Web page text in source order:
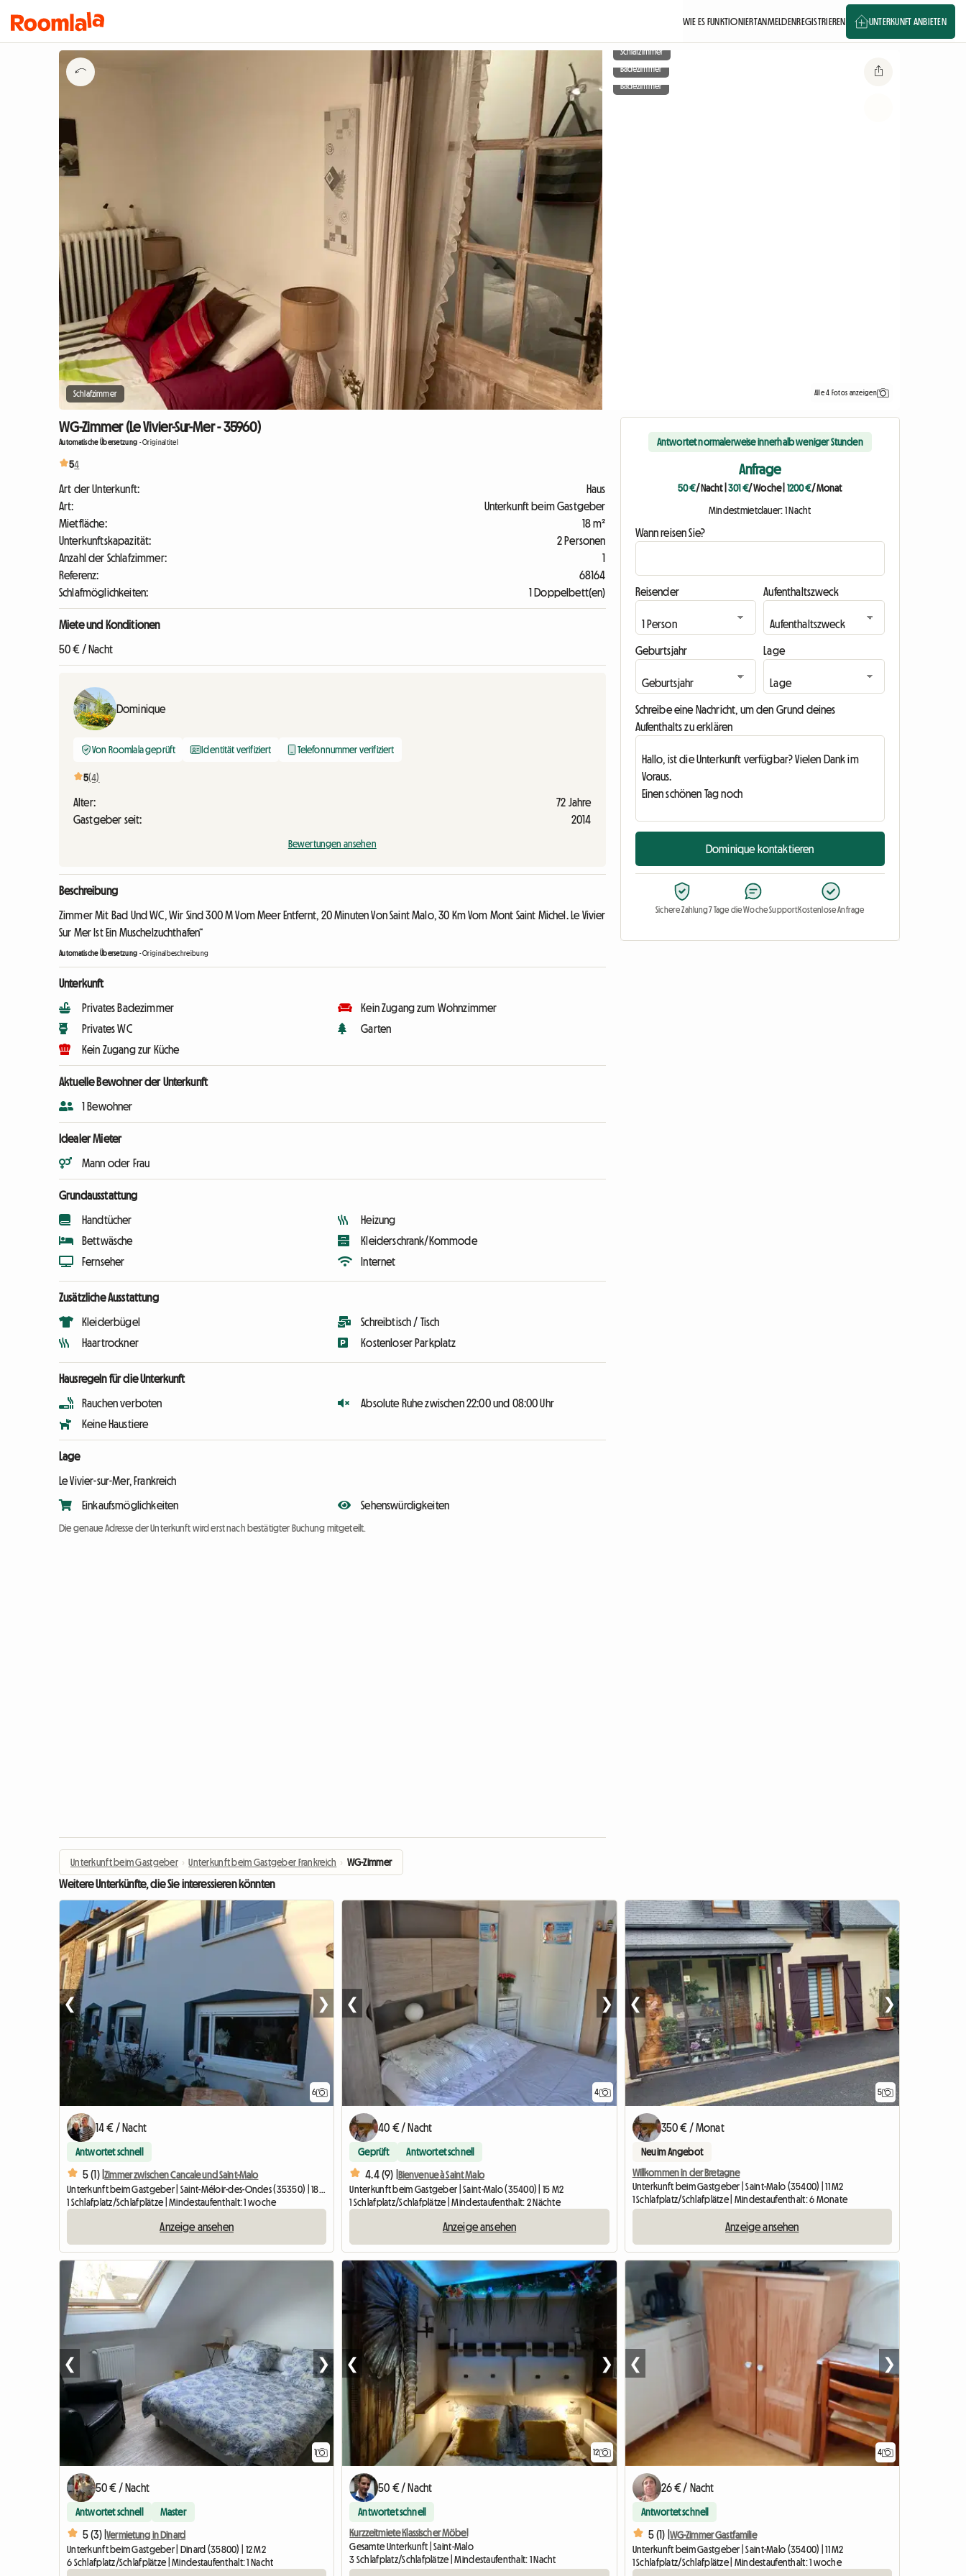
WIE ES FUNKTIONIERTANMELDENREGISTRIEREN UNTERKUNFT ANBIETEN
Schlafzimmer
Schlafzimmer
Badezimmer
Badezimmer
Alle 4 Fotos anzeigen
WG-Zimmer (Le Vivier-Sur-Mer - 35960)
Automatische Übersetzung -Originaltitel
54
Art der Unterkunft:
Haus
Art:
Unterkunft beim Gastgeber
Mietfläche:
18 m²
Unterkunftskapazität:
2 Personen
Anzahl der Schlafzimmer:
1
Referenz:
68164
Schlafmöglichkeiten:
1 Doppelbett(en)
Miete und Konditionen
50 € / Nacht
Dominique
Von Roomlala geprüft Identität verifiziert Telefonnummer verifiziert
5(4)
Alter:
72 Jahre
Gastgeber seit:
2014
Bewertungen ansehen
Beschreibung
Zimmer Mit Bad Und WC, Wir Sind 300 M Vom Meer Entfernt, 20 Minuten Von Saint Malo, 30 Km Vom Mont Saint Michel. Le Vivier
Sur Mer Ist Ein Muschelzuchthafen“
Automatische Übersetzung -Originalbeschreibung
Unterkunft
Privates Badezimmer
Privates WC
Kein Zugang zur Küche
Kein Zugang zum Wohnzimmer
Garten
Aktuelle Bewohner der Unterkunft
1 Bewohner
Idealer Mieter
Mann oder Frau
Grundausstattung
Handtücher
Bettwäsche
Fernseher
Heizung
Kleiderschrank/Kommode
Internet
Zusätzliche Ausstattung
Kleiderbügel
Haartrockner
Schreibtisch / Tisch
Kostenloser Parkplatz
Hausregeln für die Unterkunft
Rauchen verboten
Keine Haustiere
Absolute Ruhe zwischen 22:00 und 08:00 Uhr
Lage
Le Vivier-sur-Mer, Frankreich
Einkaufsmöglichkeiten Sehenswürdigkeiten
Die genaue Adresse der Unterkunft wird erst nach bestätigter Buchung mitgeteilt.
Antwortet normalerweise innerhalb weniger Stunden
Anfrage
50 €/ Nacht|301 €/ Woche| 1200 €/ Monat
Mindestmietdauer: 1 Nacht
Wann reisen Sie?
Reisender Aufenthaltszweck
Geburtsjahr Lage
Schreibe eine Nachricht, um den Grund deines
Aufenthalts zu erklären
Dominique kontaktieren
Sichere Zahlung7 Tage die Woche SupportKostenlose Anfrage
Unterkunft beim Gastgeber › Unterkunft beim Gastgeber Frankreich › WG-Zimmer
Weitere Unterkünfte, die Sie interessieren könnten
6
❮ ❯
14 € / Nacht
Antwortet schnell
5 (1) |Zimmer zwischen Cancale und Saint-Malo
Unterkunft beim Gastgeber | Saint-Méloir-des-Ondes (35350) | 18 M2
1 Schlafplatz/Schlafplätze | Mindestaufenthalt: 1 woche
Anzeige ansehen
4
❮ ❯
40 € / Nacht
Geprüft Antwortet schnell
4.4 (9) |
Bienvenue à Saint Malo
Unterkunft beim Gastgeber | Saint-Malo (35400) | 15 M2
1 Schlafplatz/Schlafplätze | Mindestaufenthalt: 2 Nächte
Anzeige ansehen
5
❮ ❯
350 € / Monat
Neu im Angebot
Willkommen in der Bretagne
Unterkunft beim Gastgeber | Saint-Malo (35400) | 11 M2
1 Schlafplatz/Schlafplätze | Mindestaufenthalt: 6 Monate
Anzeige ansehen
1
Zur Anzeige
❮ ❯
50 € / Nacht
Antwortet schnell Master
5 (3) |Vermietung in Dinard
Unterkunft beim Gastgeber | Dinard (35800) | 12 M2
6 Schlafplatz/Schlafplätze | Mindestaufenthalt: 1 Nacht
12
❮ ❯
50 € / Nacht
Antwortet schnell
Kurzzeitmiete Klassischer Möbel
Gesamte Unterkunft | Saint-Malo
3 Schlafplatz/Schlafplätze | Mindestaufenthalt: 1 Nacht
4
❮ ❯
26 € / Nacht
Antwortet schnell
5 (1) | WG-Zimmer Gastfamilie
Unterkunft beim Gastgeber | Saint-Malo (35400) | 11 M2
1 Schlafplatz/Schlafplätze | Mindestaufenthalt: 1 woche